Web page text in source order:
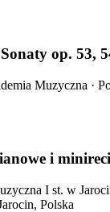
op. 53,
Muzyczna ·
i
I st. w
Polska